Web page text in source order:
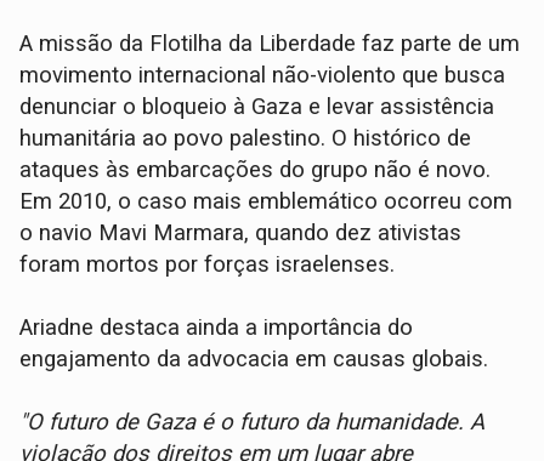
A missão da Flotilha da Liberdade faz parte de um
movimento internacional não-violento que busca
denunciar o bloqueio à Gaza e levar assistência
humanitária ao povo palestino. O histórico de
ataques às embarcações do grupo não é novo.
Em 2010, o caso mais emblemático ocorreu com
o navio Mavi Marmara, quando dez ativistas
foram mortos por forças israelenses.
Ariadne destaca ainda a importância do
engajamento da advocacia em causas globais.
"O futuro de Gaza é o futuro da humanidade. A
violação dos direitos em um lugar abre